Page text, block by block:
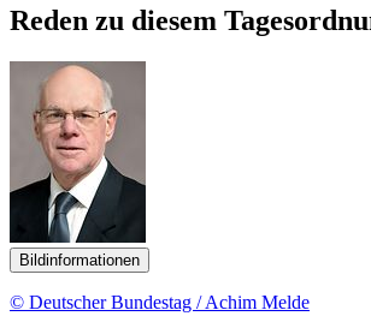
Reden zu diesem
Bildinformationen
© Deutscher Bundestag / Achim Melde